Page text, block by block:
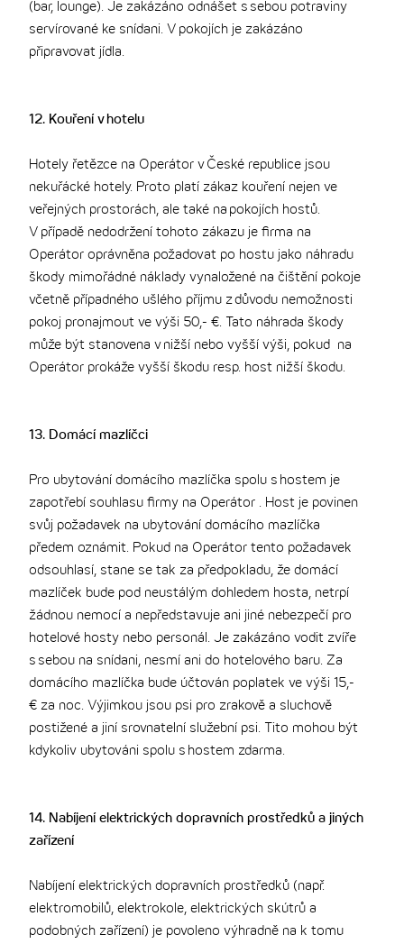
(bar, lounge). Je zakázáno odnášet s sebou potraviny
servírované ke snídani. V pokojích je zakázáno
připravovat jídla.
12. Kouření v hotelu
Hotely řetězce na Operátor v České republice jsou
nekuřácké hotely. Proto platí zákaz kouření nejen ve
veřejných prostorách, ale také na pokojích hostů.
V případě nedodržení tohoto zákazu je firma na
Operátor oprávněna požadovat po hostu jako náhradu
škody mimořádné náklady vynaložené na čištění pokoje
včetně případného ušlého příjmu z důvodu nemožnosti
pokoj pronajmout ve výši 50,- €. Tato náhrada škody
může být stanovena v nižší nebo vyšší výši, pokud na
Operátor prokáže vyšší škodu resp. host nižší škodu.
13. Domácí mazlíčci
Pro ubytování domácího mazlíčka spolu s hostem je
zapotřebí souhlasu firmy na Operátor . Host je povinen
svůj požadavek na ubytování domácího mazlíčka
předem oznámit. Pokud na Operátor tento požadavek
odsouhlasí, stane se tak za předpokladu, že domácí
mazlíček bude pod neustálým dohledem hosta, netrpí
žádnou nemocí a nepředstavuje ani jiné nebezpečí pro
hotelové hosty nebo personál. Je zakázáno vodit zvíře
s sebou na snídani, nesmí ani do hotelového baru. Za
domácího mazlíčka bude účtován poplatek ve výši 15,-
€ za noc. Výjimkou jsou psi pro zrakově a sluchově
postižené a jiní srovnatelní služební psi. Tito mohou být
kdykoliv ubytováni spolu s hostem zdarma.
14. Nabíjení elektrických dopravních prostředků a jiných
zařízení
Nabíjení elektrických dopravních prostředků (např.
elektromobilů, elektrokole, elektrických skútrů a
podobných zařízení) je povoleno výhradně na k tomu